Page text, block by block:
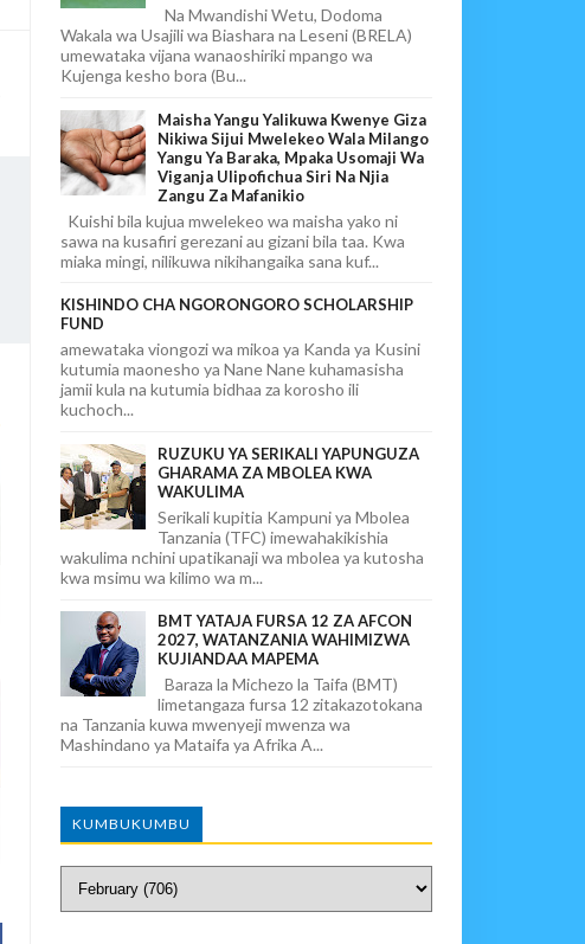
Na Mwandishi Wetu, Dodoma
Wakala wa Usajili wa Biashara na Leseni (BRELA)
umewataka vijana wanaoshiriki mpango wa
Kujenga kesho bora (Bu...
Maisha Yangu Yalikuwa Kwenye Giza
Nikiwa Sijui Mwelekeo Wala Milango
Yangu Ya Baraka, Mpaka Usomaji Wa
Viganja Ulipofichua Siri Na Njia
Zangu Za Mafanikio
Kuishi bila kujua mwelekeo wa maisha yako ni
sawa na kusafiri gerezani au gizani bila taa. Kwa
miaka mingi, nilikuwa nikihangaika sana kuf...
KISHINDO CHA NGORONGORO SCHOLARSHIP
FUND
amewataka viongozi wa mikoa ya Kanda ya Kusini
kutumia maonesho ya Nane Nane kuhamasisha
jamii kula na kutumia bidhaa za korosho ili
kuchoch...
RUZUKU YA SERIKALI YAPUNGUZA
GHARAMA ZA MBOLEA KWA
WAKULIMA
Serikali kupitia Kampuni ya Mbolea
Tanzania (TFC) imewahakikishia
wakulima nchini upatikanaji wa mbolea ya kutosha
kwa msimu wa kilimo wa m...
BMT YATAJA FURSA 12 ZA AFCON
2027, WATANZANIA WAHIMIZWA
KUJIANDAA MAPEMA
Baraza la Michezo la Taifa (BMT)
limetangaza fursa 12 zitakazotokana
na Tanzania kuwa mwenyeji mwenza wa
Mashindano ya Mataifa ya Afrika A...
KUMBUKUMBU